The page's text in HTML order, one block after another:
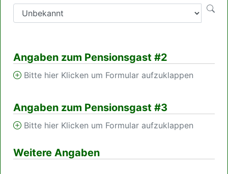
Angaben zum Pensionsgast #2
Bitte hier Klicken um Formular aufzuklappen
Angaben zum Pensionsgast #3
Bitte hier Klicken um Formular aufzuklappen
Weitere Angaben